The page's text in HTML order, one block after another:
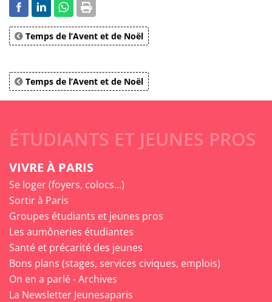
Temps de l’Avent et de Noël
Temps de l’Avent et de Noël
ÉTUDIANTS ET JEUNES PROS
VIVRE À PARIS
Se loger (foyers, colocs...)
Sortir à Paris
Groupes étudiants et jeunes pros
Les aumôneries étudiantes
Santé et précarité des jeunes
Bons plans (stages, services civiques, emplois)
On en a parlé - Archives
La Newsletter Jeunesaparis